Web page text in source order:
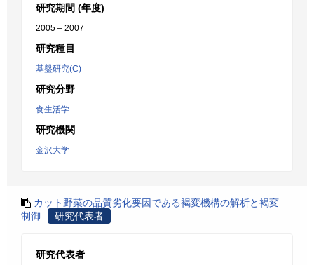
研究期間 (年度)
2005 – 2007
研究種目
基盤研究(C)
研究分野
食生活学
研究機関
金沢大学
カット野菜の品質劣化要因である褐変機構の解析と褐変
制御
研究代表者
研究代表者